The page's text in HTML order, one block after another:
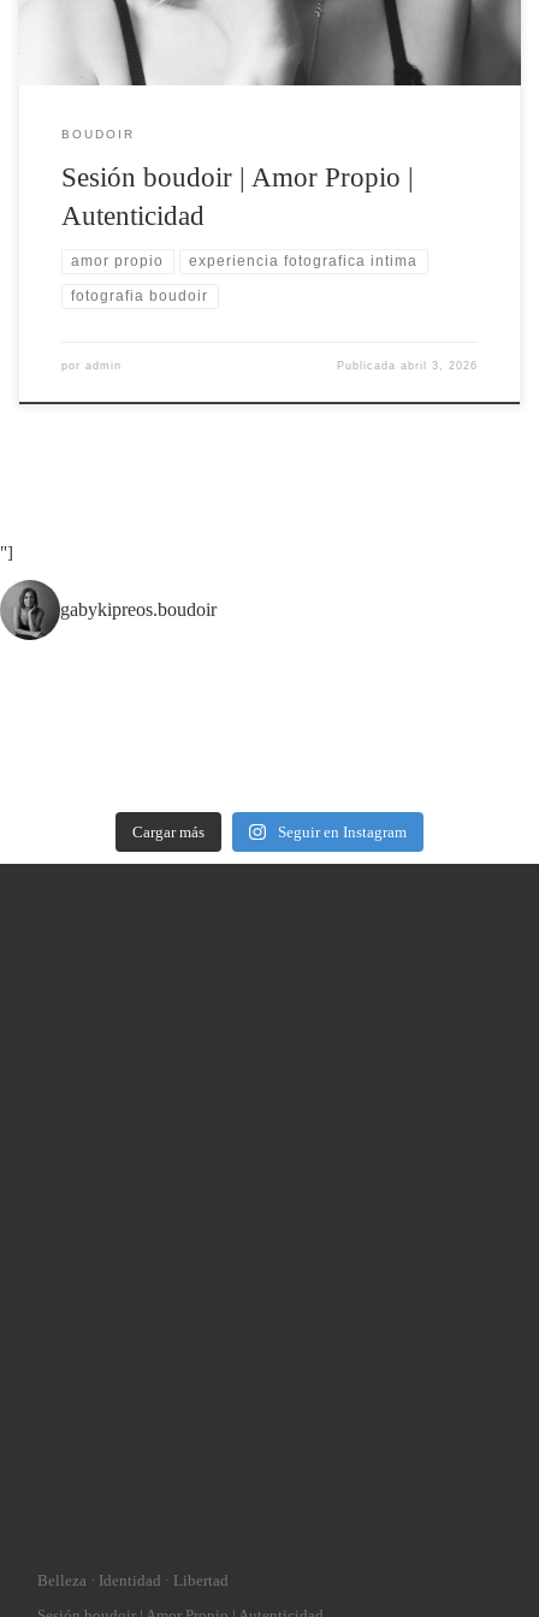
BOUDOIR
Sesión boudoir | Amor Propio |
Autenticidad
amor propio experiencia fotografica intima
fotografia boudoir
por admin Publicadaabril 3, 2026
"]
gabykipreos.boudoir
Cargar más Seguir en Instagram
Belleza · Identidad · Libertad